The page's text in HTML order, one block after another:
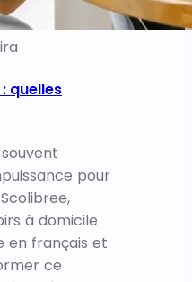
quelles
pour
à domicile
en français et
ce